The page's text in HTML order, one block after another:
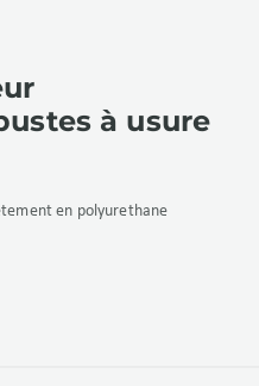
à usure
en polyurethane